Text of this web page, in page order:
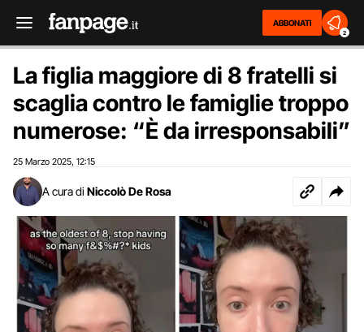
ABBONATI
2
La figlia maggiore di 8 fratelli si
scaglia contro le famiglie troppo
numerose: “È da irresponsabili”
25 Marzo 2025 12:15
A cura di Niccolò De Rosa